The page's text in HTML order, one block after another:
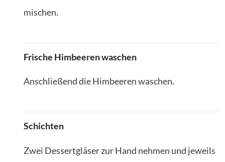
mischen.
Frische Himbeeren waschen
Anschließend die Himbeeren waschen.
Schichten
Zwei Dessertgläser zur Hand nehmen und jeweils